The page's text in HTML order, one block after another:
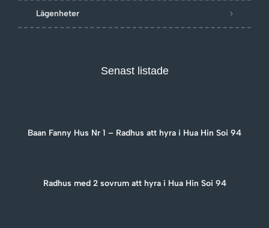
Lägenheter
Senast listade
Baan Fanny Hus Nr 1 – Radhus att hyra i Hua Hin Soi 94
Radhus med 2 sovrum att hyra i Hua Hin Soi 94